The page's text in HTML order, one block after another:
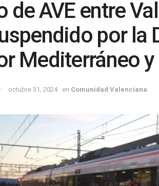
de AVE entre
por la
Mediterráneo y
octubre 31, 2024 en Comunidad Valenciana